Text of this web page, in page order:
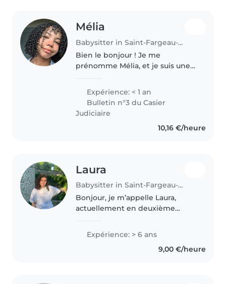
Mélia
Babysitter in Saint-Fargeau-Ponthierry
Bien le bonjour ! Je me
prénomme Mélia, et je suis une
attentive, à Saint-Fargeau-
Ponthierry. Bien que je n'aie pas
encore d'expérience..
Expérience: < 1 an
Bulletin n°3 du Casier
Judiciaire
10,16 €/heure
Laura
Babysitter in Saint-Fargeau-Ponthierry
Bonjour, je m’appelle Laura,
actuellement en deuxième
jeunes enfants, Depuis l’âge de
15 ans je travaille auprès d’enfant
(garderie, atelier, baby-sitting)..
Expérience: > 6 ans
9,00 €/heure